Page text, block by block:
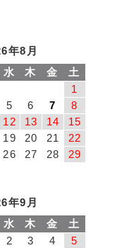
年8月
水 木 金
土
1
5 6 7
8
12 13 14
15
19 20 21
22
26 27 28
29
年9月
水 木 金
土
2 3 4
5